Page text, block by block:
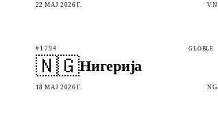
22 МАЈ 2026 Г. VN
#1794 GLOBLE
🇳🇬Нигерија
18 МАЈ 2026 Г. NG